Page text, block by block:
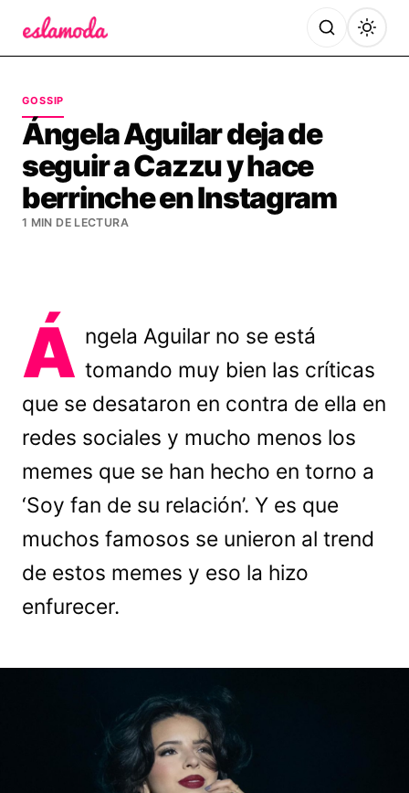
GOSSIP
Ángela Aguilar deja de
seguir a Cazzu y hace
berrinche en Instagram
1 MIN DE LECTURA
Á ngela Aguilar no se está
tomando muy bien las críticas
que se desataron en contra de ella en
redes sociales y mucho menos los
memes que se han hecho en torno a
‘Soy fan de su relación’. Y es que
muchos famosos se unieron al trend
de estos memes y eso la hizo
enfurecer.